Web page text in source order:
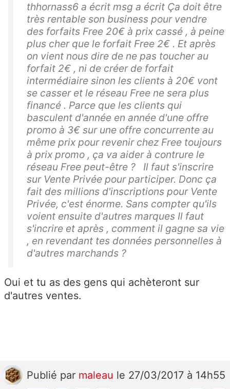
thhornass6 a écrit msg a écrit Ça doit être
très rentable son business pour vendre
des forfaits Free 20€ à prix cassé , à peine
plus cher que le forfait Free 2€ . Et après
on vient nous dire de ne pas toucher au
forfait 2€ , ni de créer de forfait
intermédiaire sinon les clients à 20€ vont
se casser et le réseau Free ne sera plus
financé . Parce que les clients qui
basculent d'année en année d'une offre
promo à 3€ sur une offre concurrente au
même prix pour revenir chez Free toujours
à prix promo , ça va aider à contrure le
réseau Free peut-être ? Il faut s'inscrire
sur Vente Privée pour participer. Donc ça
fait des millions d'inscriptions pour Vente
Privée, c'est énorme. Sans compter qu'ils
voient ensuite d'autres marques Il faut
s'incrire et après , comment il gagne sa vie
, en revendant tes données personnelles à
d'autres marchands ?
Oui et tu as des gens qui achèteront sur
d'autres ventes.
Publié par maleau le 27/03/2017 à 14h55